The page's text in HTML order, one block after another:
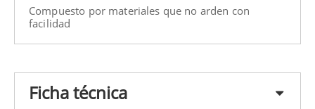
Compuesto por materiales que no arden con
facilidad
Ficha técnica